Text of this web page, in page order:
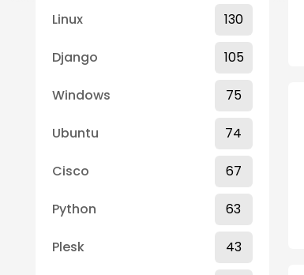
Linux 130
Django 105
Windows 75
Ubuntu 74
Cisco 67
Python 63
Plesk 43